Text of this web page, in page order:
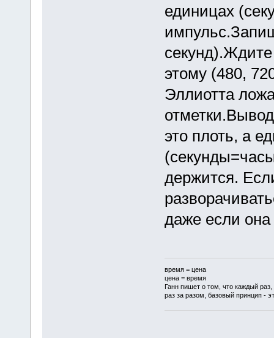
единицах
этому (480,
Эллиотта
это плоть, а
держится.
даже если
время = цена
цена = время
Ганн пишет о том, что каждый
раз за разом, базовый принцип -